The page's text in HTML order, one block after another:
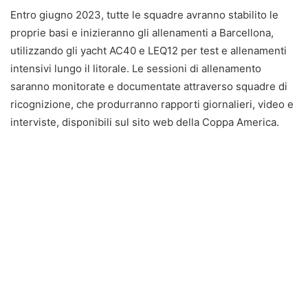
Entro giugno 2023, tutte le squadre avranno stabilito le
proprie basi e inizieranno gli allenamenti a Barcellona,
utilizzando gli yacht AC40 e LEQ12 per test e allenamenti
intensivi lungo il litorale. Le sessioni di allenamento
saranno monitorate e documentate attraverso squadre di
ricognizione, che produrranno rapporti giornalieri, video e
interviste, disponibili sul sito web della Coppa America.